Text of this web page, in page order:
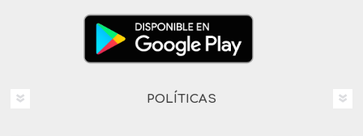
POLÍTICAS